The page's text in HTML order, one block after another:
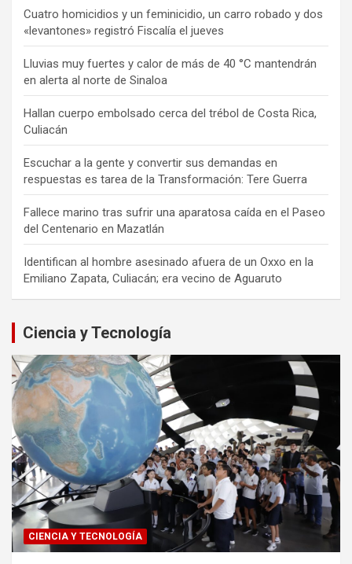
Cuatro homicidios y un feminicidio, un carro robado y dos
«levantones» registró Fiscalía el jueves
Lluvias muy fuertes y calor de más de 40 °C mantendrán
en alerta al norte de Sinaloa
Hallan cuerpo embolsado cerca del trébol de Costa Rica,
Culiacán
Escuchar a la gente y convertir sus demandas en
respuestas es tarea de la Transformación: Tere Guerra
Fallece marino tras sufrir una aparatosa caída en el Paseo
del Centenario en Mazatlán
Identifican al hombre asesinado afuera de un Oxxo en la
Emiliano Zapata, Culiacán; era vecino de Aguaruto
Ciencia y Tecnología
CIENCIA Y TECNOLOGÍA